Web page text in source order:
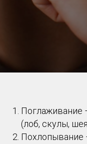
Поглаживание
(лоб, скулы,
Похлопывание